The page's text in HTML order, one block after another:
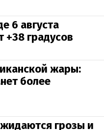
6 августа
+38 градусов
жары:
более
грозы и